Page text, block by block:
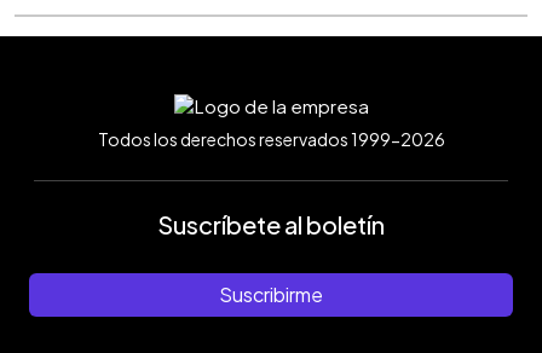
Todos los derechos reservados 1999-2026
Suscríbete al boletín
Suscribirme